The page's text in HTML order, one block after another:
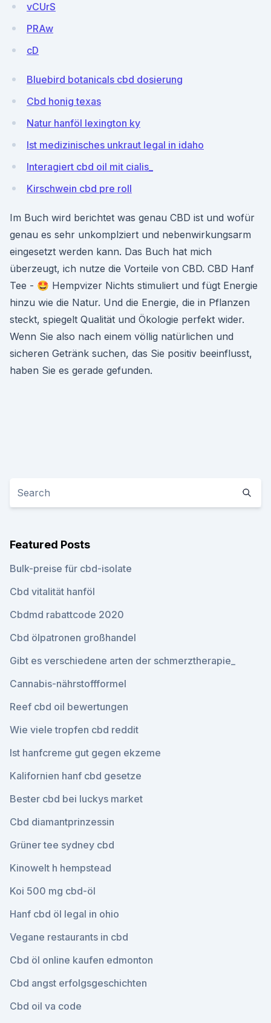
vCUrS
PRAw
cD
Bluebird botanicals cbd dosierung
Cbd honig texas
Natur hanföl lexington ky
Ist medizinisches unkraut legal in idaho
Interagiert cbd oil mit cialis_
Kirschwein cbd pre roll
Im Buch wird berichtet was genau CBD ist und wofür
genau es sehr unkomplziert und nebenwirkungsarm
eingesetzt werden kann. Das Buch hat mich
überzeugt, ich nutze die Vorteile von CBD. CBD Hanf
Tee - 🤩 Hempvizer Nichts stimuliert und fügt Energie
hinzu wie die Natur. Und die Energie, die in Pflanzen
steckt, spiegelt Qualität und Ökologie perfekt wider.
Wenn Sie also nach einem völlig natürlichen und
sicheren Getränk suchen, das Sie positiv beeinflusst,
haben Sie es gerade gefunden.
Featured Posts
Bulk-preise für cbd-isolate
Cbd vitalität hanföl
Cbdmd rabattcode 2020
Cbd ölpatronen großhandel
Gibt es verschiedene arten der schmerztherapie_
Cannabis-nährstoffformel
Reef cbd oil bewertungen
Wie viele tropfen cbd reddit
Ist hanfcreme gut gegen ekzeme
Kalifornien hanf cbd gesetze
Bester cbd bei luckys market
Cbd diamantprinzessin
Grüner tee sydney cbd
Kinowelt h hempstead
Koi 500 mg cbd-öl
Hanf cbd öl legal in ohio
Vegane restaurants in cbd
Cbd öl online kaufen edmonton
Cbd angst erfolgsgeschichten
Cbd oil va code